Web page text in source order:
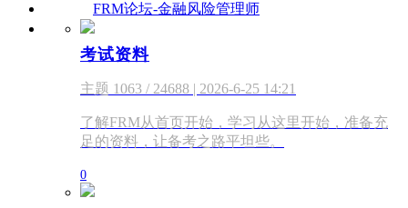
FRM论坛-金融风险管理师
考试资料
主题 1063 / 24688 | 2026-6-25 14:21
了解FRM从首页开始，学习从这里开始，准备充
足的资料，让备考之路平坦些。
0